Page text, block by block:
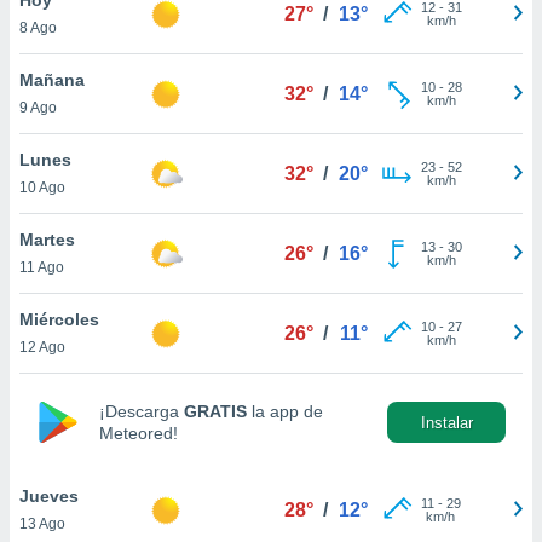
en
más
nuestra
de
aceptar
de
8 Ago
27° / 13° 12- 31
km/h
Mañana
9 Ago
32° / 14° 10- 28
km/h
Lunes
10 Ago
32° / 20° 23- 52
km/h
Martes
11 Ago
26° / 16° 13- 30
km/h
Miércoles
12 Ago
26° / 11° 10- 27
km/h
¡Descarga GRATIS la app de
Meteored!
Instalar
Jueves
13 Ago
28° / 12° 11 - 29
km/h